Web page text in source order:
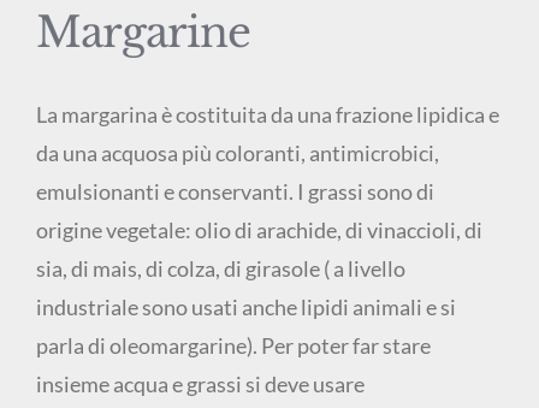
Margarine
La margarina è costituita da una frazione lipidica e
da una acquosa più coloranti, antimicrobici,
emulsionanti e conservanti. I grassi sono di
origine vegetale: olio di arachide, di vinaccioli, di
sia, di mais, di colza, di girasole ( a livello
industriale sono usati anche lipidi animali e si
parla di oleomargarine). Per poter far stare
insieme acqua e grassi si deve usare